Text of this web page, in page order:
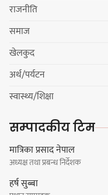
राजनीति
समाज
खेलकुद
अर्थ/पर्यटन
स्वास्थ्य/शिक्षा
सम्पादकीय टिम
मात्रिका प्रसाद नेपाल
अध्यक्ष तथा प्रबन्ध निर्देशक
हर्ष सुब्बा